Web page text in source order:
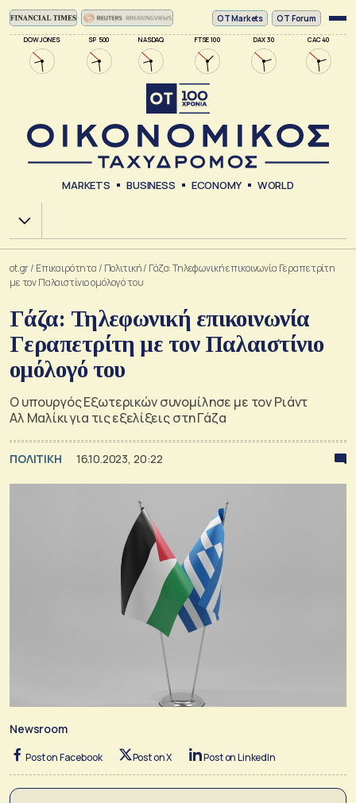
DOW JONES SP 500 NASDAQ FTSE 100 DAX 30 CAC 40
ΟΤ Markets OT Forum
MARKETS BUSINESS ECONOMY WORLD
Χ.Α.
ot.gr/ Επικαιρότητα / Πολιτική/ Γάζα: Τηλεφωνική επικοινωνία Γεραπετρίτη
με τον Παλαιστίνιο ομόλογό του
Γάζα: Τηλεφωνική επικοινωνία
Γεραπετρίτη με τον Παλαιστίνιο
ομόλογό του
Ο υπουργός Εξωτερικών συνομίλησε με τον Ριάντ
Αλ Μαλίκι για τις εξελίξεις στη Γάζα
ΠΟΛΙΤΙΚΗ 16.10.2023, 20:22
Newsroom
Post on Facebook Post on X Post on LinkedIn